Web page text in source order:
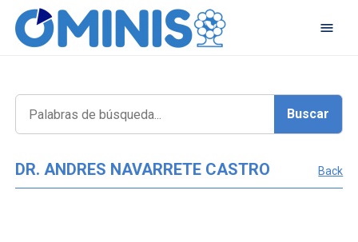
DR. ANDRES NAVARRETE CASTRO Back